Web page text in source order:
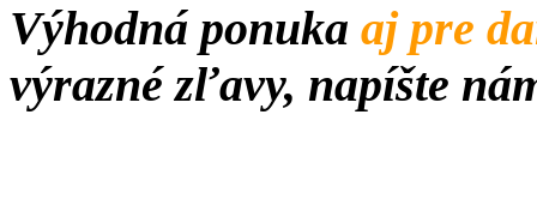
Výhodná ponuka aj pre
výrazné zľavy, napíšte